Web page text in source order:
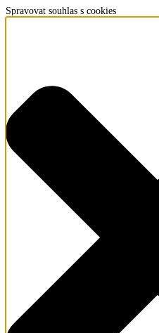
Spravovat souhlas s cookies